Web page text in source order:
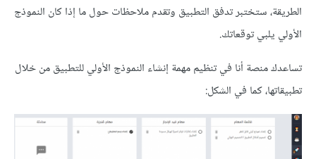
الطريقة، ستختبر تدفق التطبيق وتقدم ملاحظات حول ما إذا كان النموذج
الأولي يلبي توقعاتك.
تساعدك منصة أنا في تنظيم مهمة إنشاء النموذج الأولي للتطبيق من خلال
تطبيقاتها، كما في الشكل: